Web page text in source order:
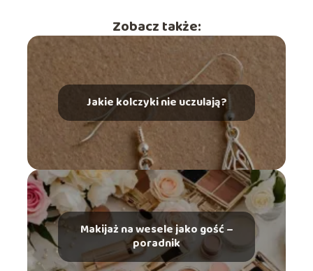
Zobacz także:
Jakie kolczyki nie uczulają?
Makijaż na wesele jako gość –
poradnik